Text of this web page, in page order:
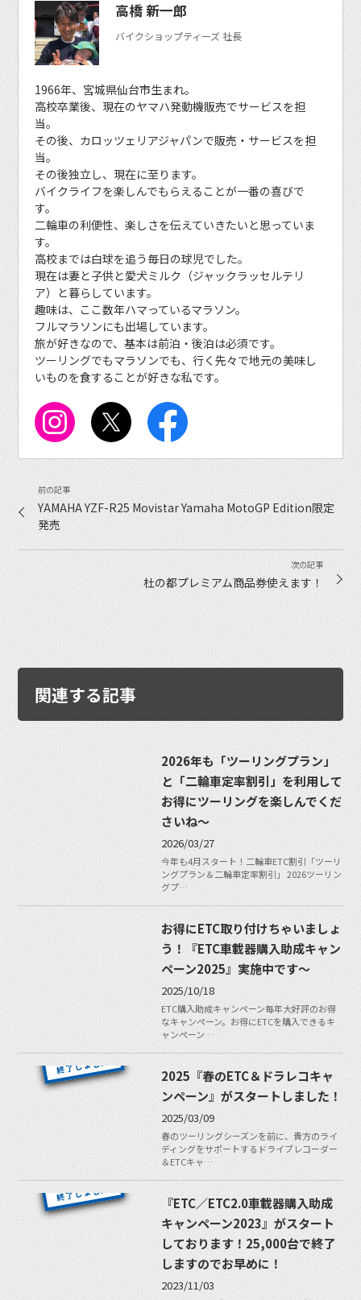
高橋 新一郎
バイクショップティーズ 社長
1966年、宮城県仙台市生まれ。
高校卒業後、現在のヤマハ発動機販売でサービスを担
当。
その後、カロッツェリアジャパンで販売・サービスを担
当。
その後独立し、現在に至ります。
バイクライフを楽しんでもらえることが一番の喜びで
す。
二輪車の利便性、楽しさを伝えていきたいと思っていま
す。
高校までは白球を追う毎日の球児でした。
現在は妻と子供と愛犬ミルク（ジャックラッセルテリ
ア）と暮らしています。
趣味は、ここ数年ハマっているマラソン。
フルマラソンにも出場しています。
旅が好きなので、基本は前泊・後泊は必須です。
ツーリングでもマラソンでも、行く先々で地元の美味し
いものを食することが好きな私です。
YAMAHA YZF-R25 Movistar Yamaha MotoGP Edition限定
発売
杜の都プレミアム商品券使えます！
関連する記事
2026年も「ツーリングプラン」
と「二輪車定率割引」を利用して
お得にツーリングを楽しんでくだ
さいね〜
2026/03/27
今年も4月スタート！二輪車ETC割引「ツーリ
ングプラン＆二輪車定率割引」 2026ツーリン
グプ…
お得にETC取り付けちゃいましょ
う！『ETC車載器購入助成キャン
ペーン2025』実施中です〜
2025/10/18
ETC購入助成キャンペーン毎年大好評のお得
なキャンペーン。お得にETCを購入できるキ
ャンペーン…
2025『春のETC＆ドラレコキャ
ンペーン』がスタートしました！
2025/03/09
春のツーリングシーズンを前に、貴方のライ
ディングをサポートするドライブレコーダー
＆ETCキャ…
『ETC／ETC2.0車載器購入助成
キャンペーン2023』がスタート
しております！25,000台で終了
しますのでお早めに！
2023/11/03